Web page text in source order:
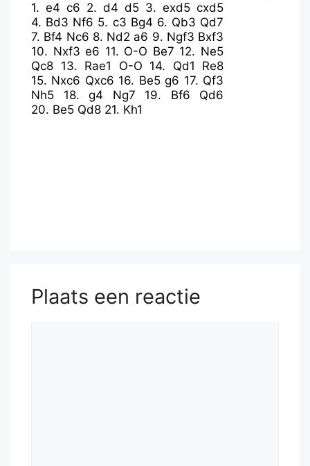
1. e4 c6 2. d4 d5 3. exd5 cxd5
4. Bd3 Nf6 5. c3 Bg4 6. Qb3 Qd7
7. Bf4 Nc6 8. Nd2 a6 9. Ngf3 Bxf3
10. Nxf3 e6 11. O-O Be7 12. Ne5
Qc8 13. Rae1 O-O 14. Qd1
Re8
15. Nxc6 Qxc6 16. Be5 g6 17. Qf3
Nh5
18. g4 Ng7 19. Bf6
Qd6
20. Be5 Qd8 21. Kh1
Plaats een reactie